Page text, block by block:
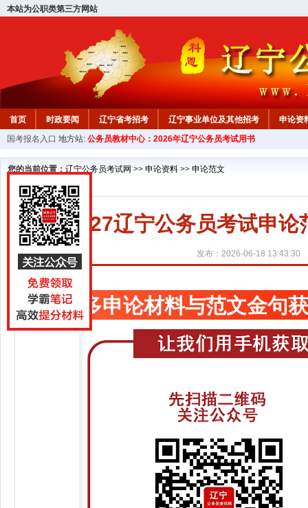
本站为公职类第三方网站
首页 时政要闻 辽宁省考招考 辽宁事业单位及其他招考 申论资
教材中心
国考报名入口 地方站: 公务员教材中心：2026年辽宁公务员考试用书
您的当前位置： 辽宁公务员考试网 >> 申论资料 >> 申论范文
2027辽宁公务员考试申
发布：2026-06-18 13:43:30
更多申论材料与范文金句